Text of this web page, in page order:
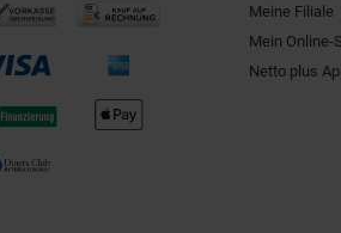
Meine Filiale
Mein Online-
Netto plus